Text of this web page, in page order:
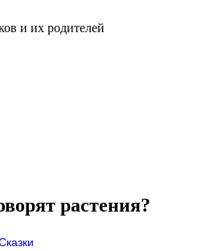
и их родителей
растения?